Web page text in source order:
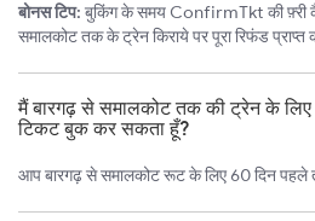
बोनस टिप: बुकिंग के समय ConfirmTkt की फ़्री
समालकोट तक के ट्रेन किराये पर पूरा रिफंड प्राप्त
मैं बारगढ़ से समालकोट तक की ट्रेन के
टिकट बुक कर सकता हूँ?
आप बारगढ़ से समालकोट रूट के लिए 60 दिन